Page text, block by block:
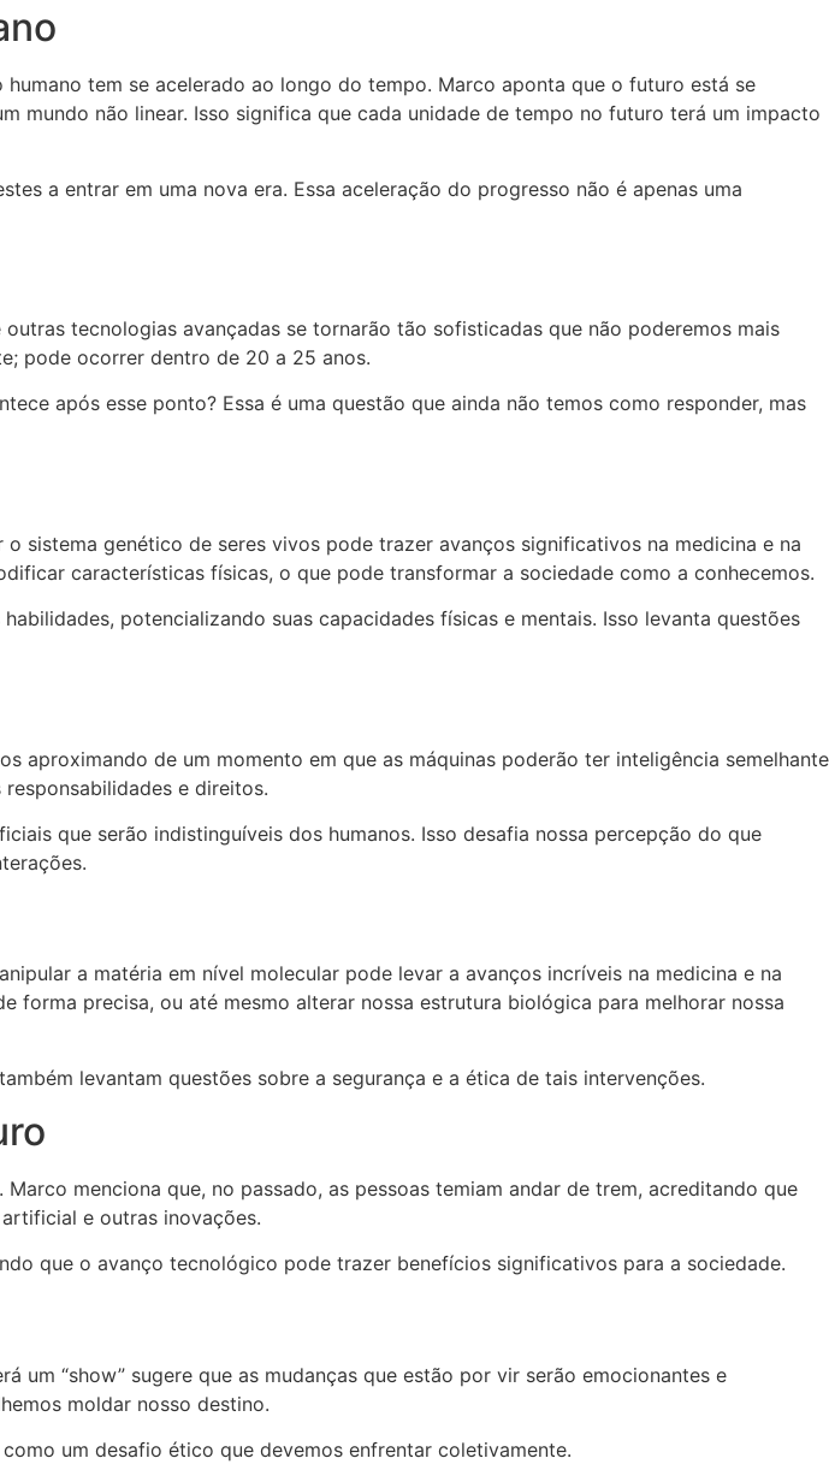
tem se acelerado ao longo do tempo. Marco aponta que o futuro está se
mundo não linear. Isso significa que cada unidade de tempo no futuro terá um impacto
a entrar em uma nova era. Essa aceleração do progresso não é apenas uma
tecnologias avançadas se tornarão tão sofisticadas que não poderemos mais
pode ocorrer dentro de 20 a 25 anos.
após esse ponto? Essa é uma questão que ainda não temos como responder, mas
sistema genético de seres vivos pode trazer avanços significativos na medicina e na
características físicas, o que pode transformar a sociedade como a conhecemos.
potencializando suas capacidades físicas e mentais. Isso levanta questões
aproximando de um momento em que as máquinas poderão ter inteligência semelhante
e direitos.
que serão indistinguíveis dos humanos. Isso desafia nossa percepção do que
a matéria em nível molecular pode levar a avanços incríveis na medicina e na
forma precisa, ou até mesmo alterar nossa estrutura biológica para melhorar nossa
levantam questões sobre a segurança e a ética de tais intervenções.
menciona que, no passado, as pessoas temiam andar de trem, acreditando que
e outras inovações.
que o avanço tecnológico pode trazer benefícios significativos para a sociedade.
“show” sugere que as mudanças que estão por vir serão emocionantes e
moldar nosso destino.
um desafio ético que devemos enfrentar coletivamente.